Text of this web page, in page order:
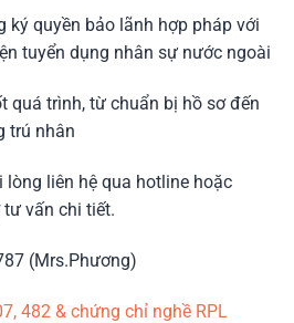
ký quyền bảo lãnh hợp pháp với
tuyển dụng nhân sự nước ngoài
quá trình, từ chuẩn bị hồ sơ đến
trú nhân
liên hệ qua hotline hoặc
vấn chi tiết.
(Mrs.Phương)
482 & chứng chỉ nghề RPL